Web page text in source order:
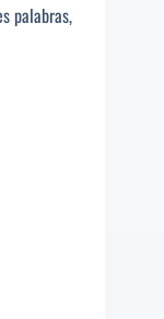
palabras,